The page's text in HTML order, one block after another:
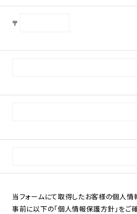
〒
当フォームにて取得したお客様の個人
事前に以下の「個人情報保護方針」をご